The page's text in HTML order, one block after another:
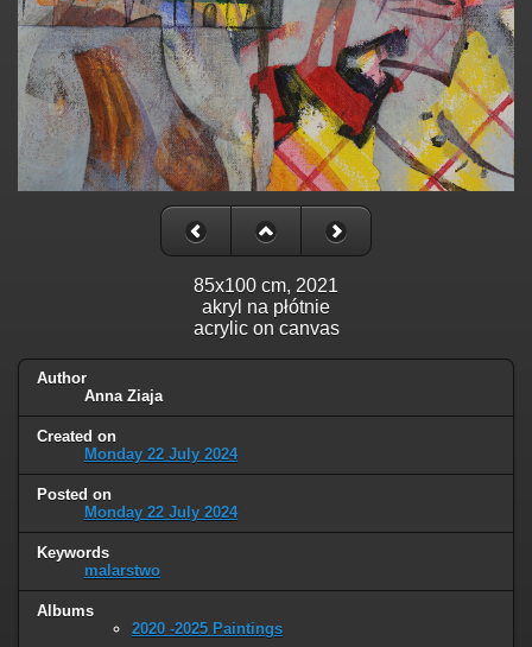
85x100 cm, 2021
akryl na płótnie
acrylic on canvas
Author
Anna Ziaja
Created on
Monday 22 July 2024
Posted on
Monday 22 July 2024
Keywords
malarstwo
Albums
2020 -2025 Paintings